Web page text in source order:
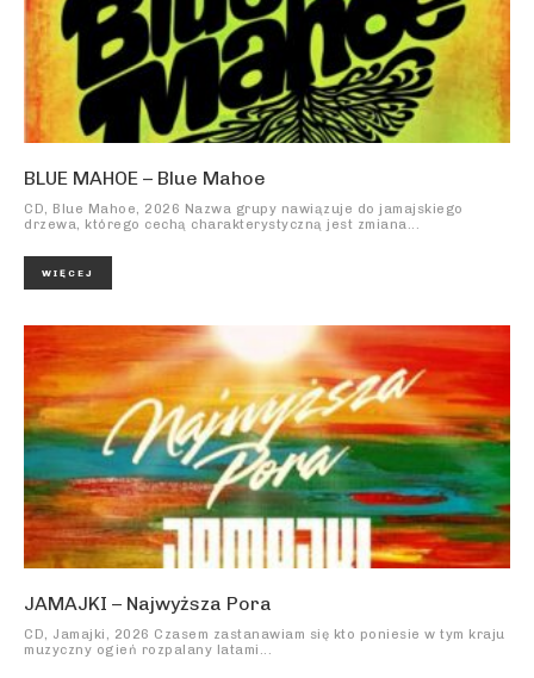
BLUE MAHOE – Blue Mahoe
CD, Blue Mahoe, 2026 Nazwa grupy nawiązuje do jamajskiego
drzewa, którego cechą charakterystyczną jest zmiana...
WIĘCEJ
JAMAJKI – Najwyższa Pora
CD, Jamajki, 2026 Czasem zastanawiam się kto poniesie w tym kraju
muzyczny ogień rozpalany latami...